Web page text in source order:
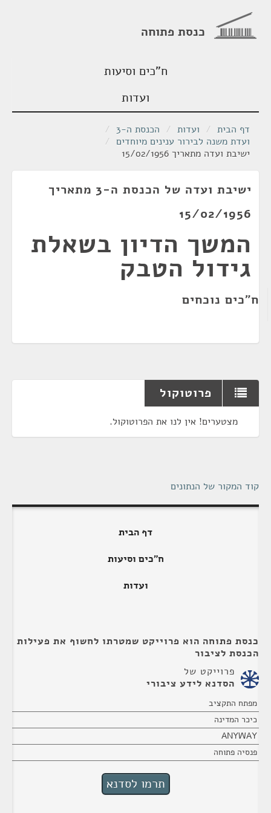
כנסת פתוחה
ח"כים וסיעות
ועדות
דף הבית / ועדות / הכנסת ה-3
/
ועדת משנה לבירור ענינים מיוחדים /
ישיבת ועדה מתאריך 15/02/1956
ישיבת ועדה של הכנסת ה-3 מתאריך
15/02/1956
המשך הדיון בשאלת
גידול הטבק
ח"כים נוכחים
פרוטוקול
מצטערים! אין לנו את הפרוטוקול.
קוד המקור של הנתונים
דף הבית
ח"כים וסיעות
ועדות
כנסת פתוחה הוא פרוייקט שמטרתו לחשוף את פעילות
הכנסת לציבור
פרוייקט של
הסדנא לידע ציבורי
מפתח התקציב
כיכר המדינה
ANYWAY
פנסיה פתוחה